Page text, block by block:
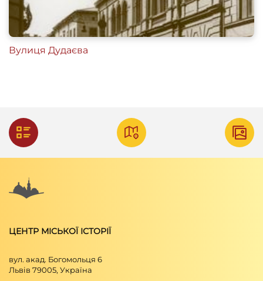
Вулиця Дудаєва
ЦЕНТР МІСЬКОЇ ІСТОРІЇ
вул. акад. Богомольця 6
Львів 79005, Україна